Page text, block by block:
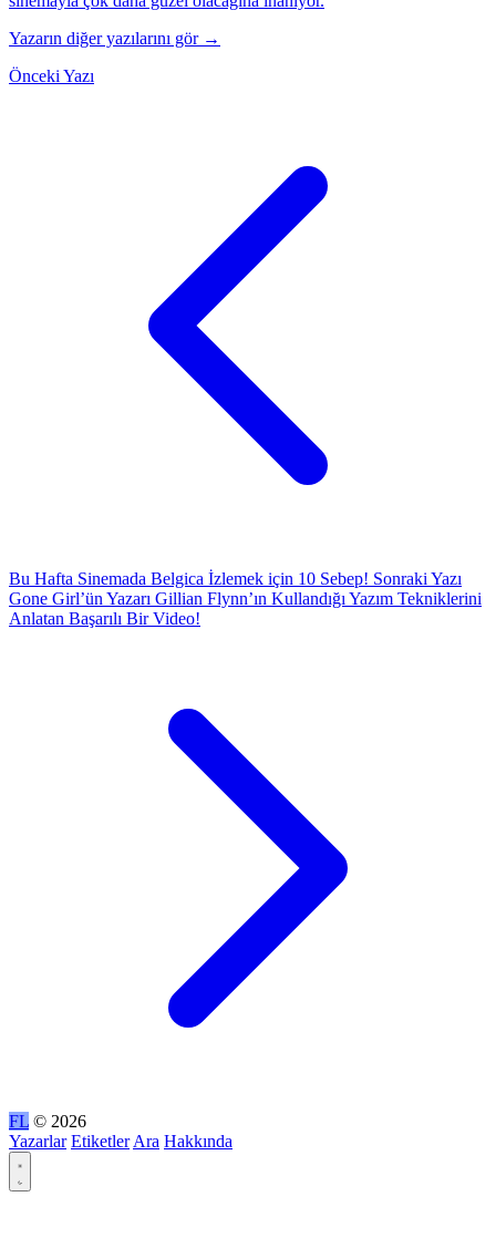
Yazarın diğer yazılarını gör →
Önceki Yazı
Bu Hafta Sinemada Belgica İzlemek için 10 Sebep! Sonraki Yazı
Gone Girl’ün Yazarı Gillian Flynn’ın Kullandığı Yazım Tekniklerini
Anlatan Başarılı Bir Video!
FL © 2026
Yazarlar Etiketler Ara Hakkında